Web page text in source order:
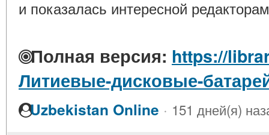
и показалась интересной
Полная версия: https://
Литиевые-дисковые-
Uzbekistan Online · 151 дней(я)